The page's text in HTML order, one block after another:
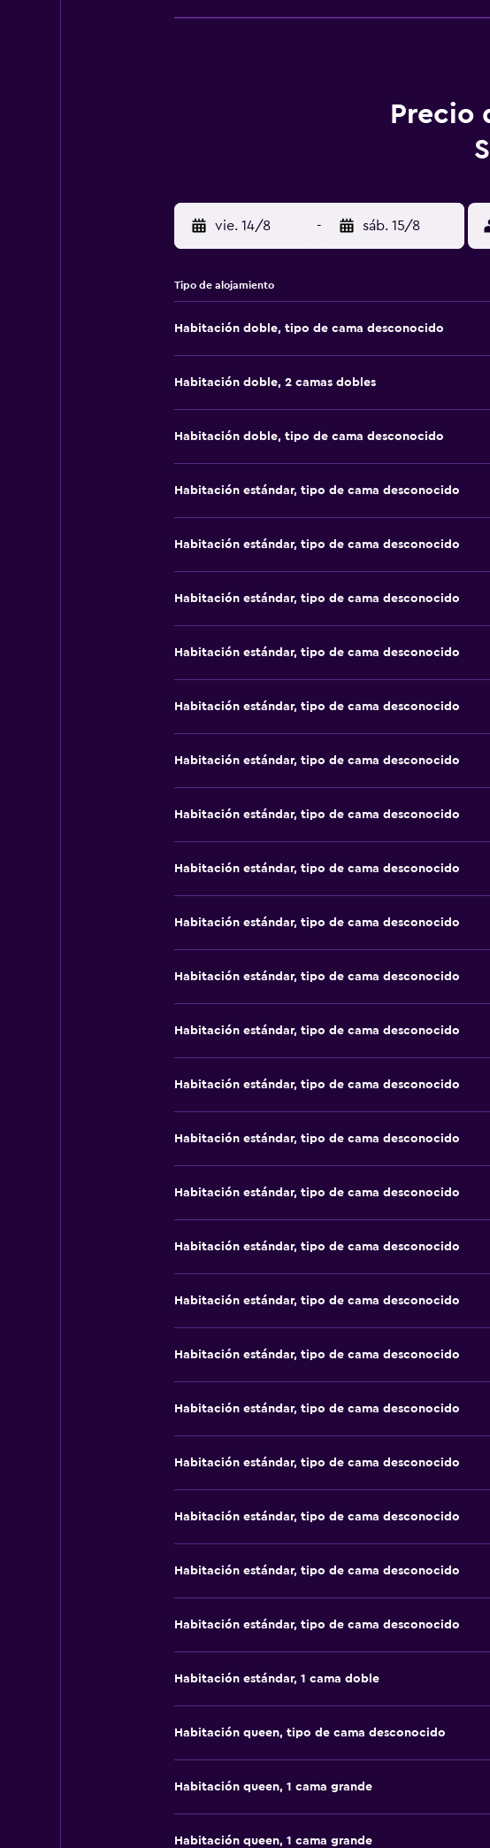
Precio
vie. 14/8 - sáb. 15/8
Tipo de alojamiento
Habitación doble, tipo de cama desconocido
Habitación doble, 2 camas dobles
Habitación doble, tipo de cama desconocido
Habitación estándar, tipo de cama desconocido
Habitación estándar, tipo de cama desconocido
Habitación estándar, tipo de cama desconocido
Habitación estándar, tipo de cama desconocido
Habitación estándar, tipo de cama desconocido
Habitación estándar, tipo de cama desconocido
Habitación estándar, tipo de cama desconocido
Habitación estándar, tipo de cama desconocido
Habitación estándar, tipo de cama desconocido
Habitación estándar, tipo de cama desconocido
Habitación estándar, tipo de cama desconocido
Habitación estándar, tipo de cama desconocido
Habitación estándar, tipo de cama desconocido
Habitación estándar, tipo de cama desconocido
Habitación estándar, tipo de cama desconocido
Habitación estándar, tipo de cama desconocido
Habitación estándar, tipo de cama desconocido
Habitación estándar, tipo de cama desconocido
Habitación estándar, tipo de cama desconocido
Habitación estándar, tipo de cama desconocido
Habitación estándar, tipo de cama desconocido
Habitación estándar, tipo de cama desconocido
Habitación estándar, 1 cama doble
Habitación queen, tipo de cama desconocido
Habitación queen, 1 cama grande
Habitación queen, 1 cama grande